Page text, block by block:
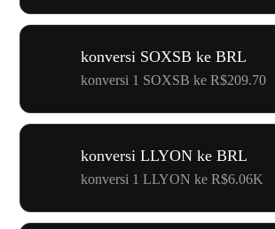
konversi SOXSB ke BRL
konversi 1 SOXSB ke R$209.70
konversi LLYON ke BRL
konversi 1 LLYON ke R$6.06K